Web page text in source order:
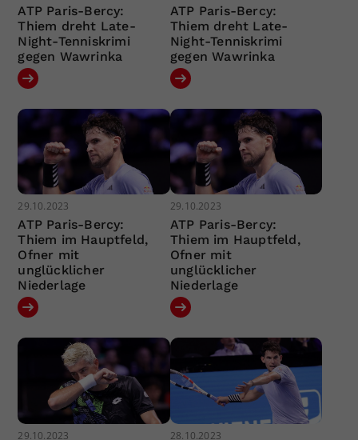
ATP Paris-Bercy:
Thiem dreht Late-
Night-Tenniskrimi
gegen Wawrinka
ATP Paris-Bercy:
Thiem dreht Late-
Night-Tenniskrimi
gegen Wawrinka
29.10.2023
ATP Paris-Bercy:
Thiem im Hauptfeld,
Ofner mit
unglücklicher
Niederlage
29.10.2023
ATP Paris-Bercy:
Thiem im Hauptfeld,
Ofner mit
unglücklicher
Niederlage
29.10.2023 28.10.2023